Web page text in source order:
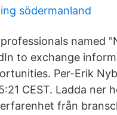
södermanland
named
to exchange
Per-Erik
CEST. Ladda ner
från